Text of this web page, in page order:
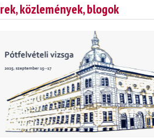
közlemények, blogok